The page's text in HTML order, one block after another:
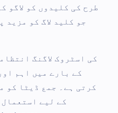
طرح کی کلیدوں کو لاگو
جو کلید لاگ کو مزید
کی اسٹروک لاگنگ
کے بارے میں اہم
کرتی ہے۔ جمع ڈیٹا کو
کے لیے